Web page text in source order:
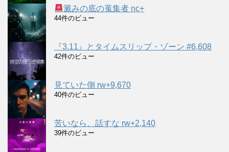
澱みの底の蒐集者 nc+
44件のビュー
『3.11』とタイムスリップ・ゾーン #6,608
42件のビュー
見ていた側 rw+9,670
40件のビュー
苦いなら、話すな rw+2,140
39件のビュー